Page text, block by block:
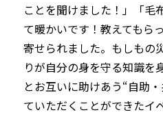
ことを聞けました！」「毛
て暖かいです！教えてもら
寄せられました。もしもの
りが自分の身を守る知識を
とお互いに助けあう“自助
ていただくことができたイ